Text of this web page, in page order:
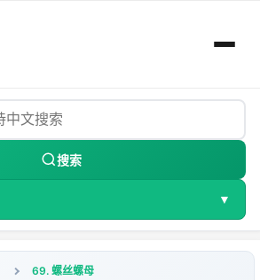
搜索
▼
69. 螺丝螺母